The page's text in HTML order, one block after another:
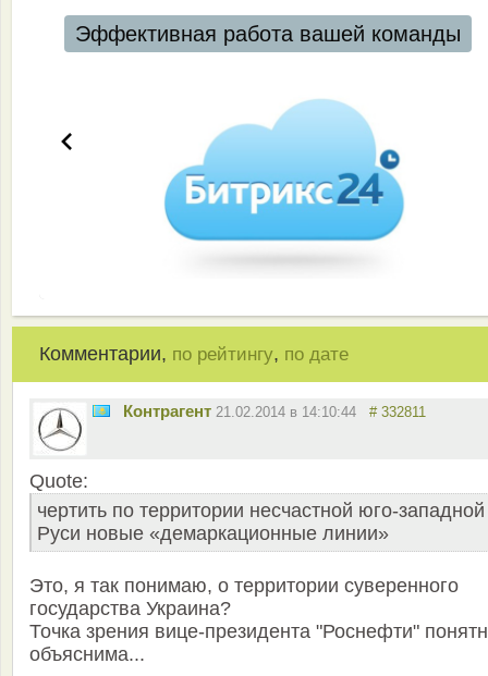
Эффективная работа вашей команды
Комментарии, по рейтингу, по дате
Контрагент 21.02.2014 в 14:10:44 # 332811
Quote:
чертить по территории несчастной юго-западной
Руси новые «демаркационные линии»
Это, я так понимаю, о территории суверенного
государства Украина?
Точка зрения вице-президента "Роснефти"
объяснима...